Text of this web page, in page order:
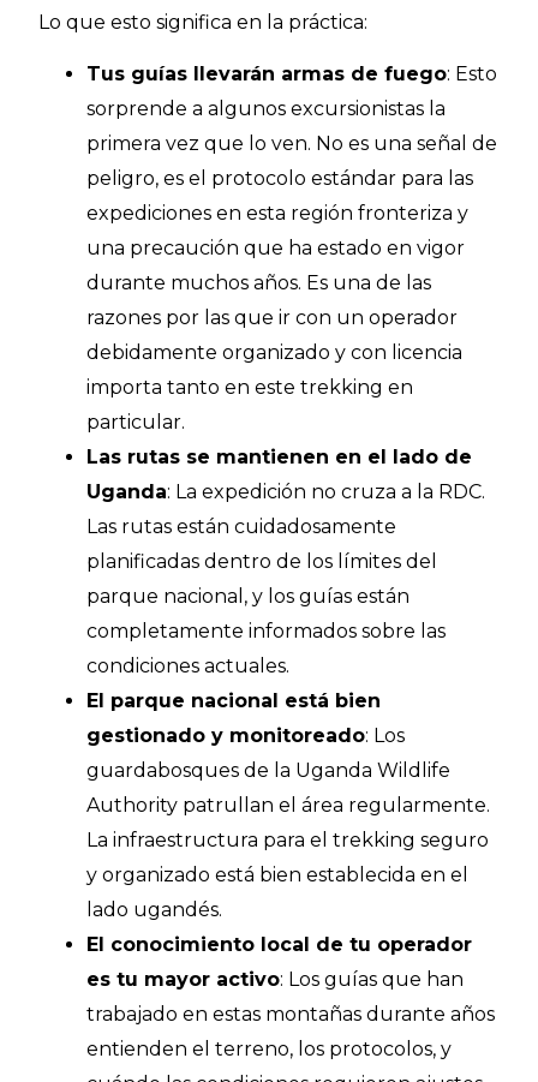
Lo que esto significa en la práctica:
Tus guías llevarán armas de fuego: Esto
sorprende a algunos excursionistas la
primera vez que lo ven. No es una señal de
peligro, es el protocolo estándar para las
expediciones en esta región fronteriza y
una precaución que ha estado en vigor
durante muchos años. Es una de las
razones por las que ir con un operador
debidamente organizado y con licencia
importa tanto en este trekking en
particular.
Las rutas se mantienen en el lado de
Uganda: La expedición no cruza a la RDC.
Las rutas están cuidadosamente
planificadas dentro de los límites del
parque nacional, y los guías están
completamente informados sobre las
condiciones actuales.
El parque nacional está bien
gestionado y monitoreado: Los
guardabosques de la Uganda Wildlife
Authority patrullan el área regularmente.
La infraestructura para el trekking seguro
y organizado está bien establecida en el
lado ugandés.
El conocimiento local de tu operador
es tu mayor activo: Los guías que han
trabajado en estas montañas durante años
entienden el terreno, los protocolos, y